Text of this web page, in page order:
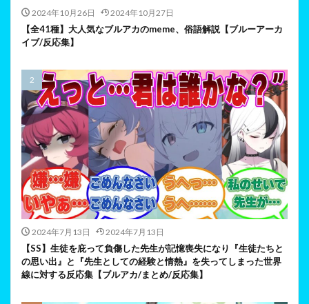
2024年10月26日 2024年10月27日
【全41種】大人気なブルアカのmeme、俗語解説【ブルーアーカ
イブ/反応集】
2024年7月13日 2024年7月13日
【SS】生徒を庇って負傷した先生が記憶喪失になり『生徒たちと
の思い出』と『先生としての経験と情熱』を失ってしまった世界
線に対する反応集【ブルアカ/まとめ/反応集】